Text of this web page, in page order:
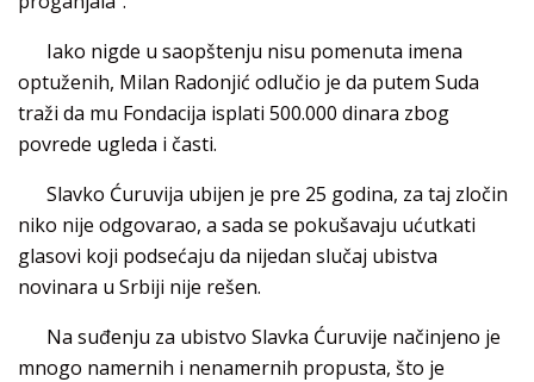
Iako nigde u saopštenju nisu pomenuta imena
optuženih, Milan Radonjić odlučio je da putem Suda
traži da mu Fondacija isplati 500.000 dinara zbog
povrede ugleda i časti.
Slavko Ćuruvija ubijen je pre 25 godina, za taj zločin
niko nije odgovarao, a sada se pokušavaju ućutkati
glasovi koji podsećaju da nijedan slučaj ubistva
novinara u Srbiji nije rešen.
Na suđenju za ubistvo Slavka Ćuruvije načinjeno je
mnogo namernih i nenamernih propusta, što je